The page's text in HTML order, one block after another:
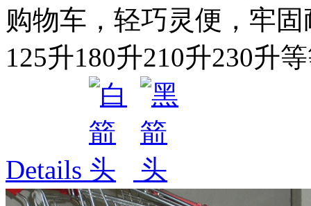
购物车，轻巧灵便，牢
125升180升210升230升
Details